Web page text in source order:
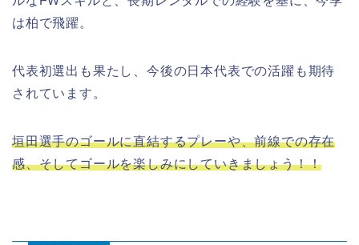
は柏で飛躍。
代表初選出も果たし、今後の日本代表での活躍も期待
されています。
垣田選手のゴールに直結するプレーや、前線での存在
感、そしてゴールを楽しみにしていきましょう！！